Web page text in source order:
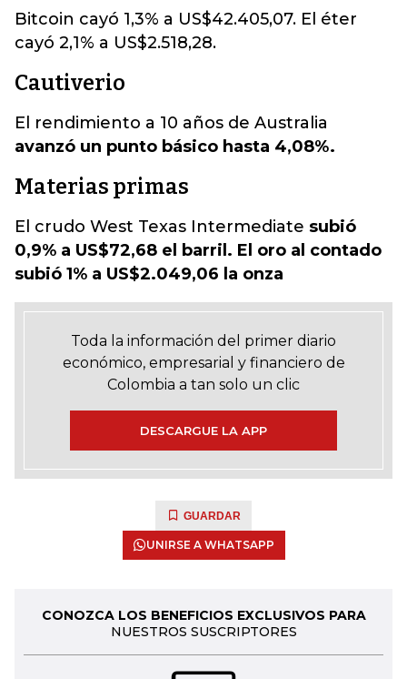
Bitcoin cayó 1,3% a US$42.405,07. El éter
cayó 2,1% a US$2.518,28.
Cautiverio
El rendimiento a 10 años de Australia
avanzó un punto básico hasta 4,08%.
Materias primas
El crudo West Texas Intermediate subió
0,9% a US$72,68 el barril. El oro al contado
subió 1% a US$2.049,06 la onza
Toda la información del primer diario
económico, empresarial y financiero de
Colombia a tan solo un clic
DESCARGUE LA APP
GUARDAR
UNIRSE A WHATSAPP
CONOZCA LOS BENEFICIOS EXCLUSIVOS PARA
NUESTROS SUSCRIPTORES